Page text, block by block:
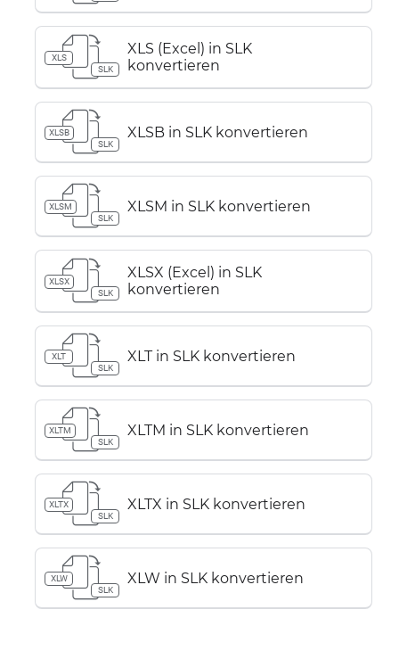
XLS
SLK
XLS (Excel) in SLK
konvertieren
XLSB
SLK
XLSB in SLK konvertieren
XLSM
SLK
XLSM in SLK konvertieren
XLSX
SLK
XLSX (Excel) in SLK
konvertieren
XLT
SLK
XLT in SLK konvertieren
XLTM
SLK
XLTM in SLK konvertieren
XLTX
SLK
XLTX in SLK konvertieren
XLW
SLK
XLW in SLK konvertieren